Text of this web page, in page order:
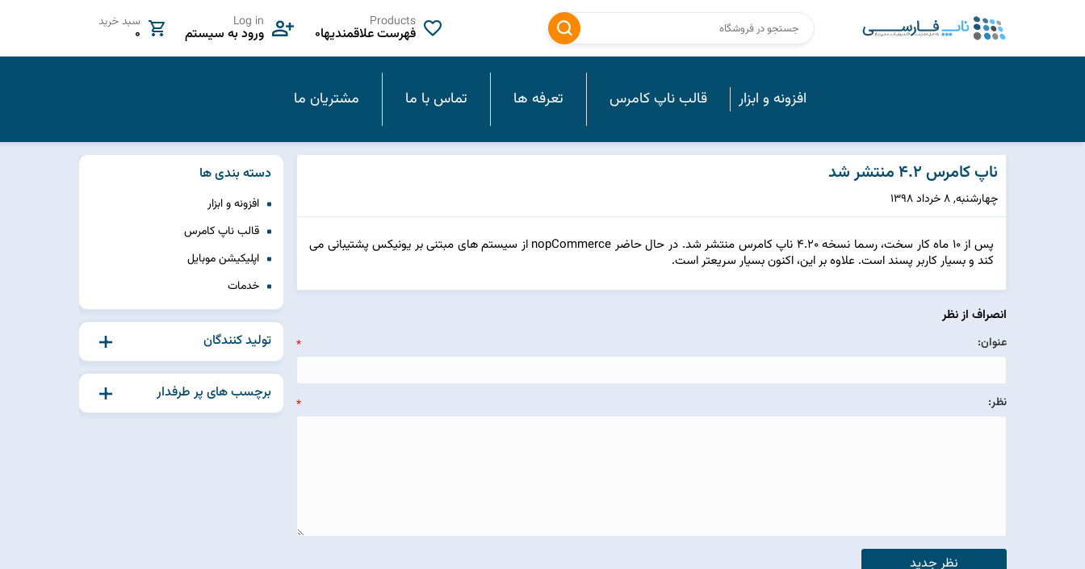
Products
فهرست علاقمندیها0
Log in
ورود به سیستم
سبد خرید
0
افزونه و ابزار قالب ناپ کامرس تعرفه ها تماس با ما مشتریان ما
دسته بندی ها
افزونه و ابزار
قالب ناپ کامرس
اپلیکیشن موبایل
خدمات
تولید کنندگان
برچسب های پر طرفدار
ناپ کامرس 4.2 منتشر شد
چهارشنبه, 8 خرداد 1398
پس از 10 ماه کار سخت، رسما نسخه 4.20 ناپ کامرس منتشر شد. در حال حاضر nopCommerce از سیستم های مبتنی بر یونیکس پشتیبانی می
کند و بسیار کاربر پسند است. علاوه بر این، اکنون بسیار سریعتر است.
انصراف از نظر
عنوان: *
نظر: *
نظر جدید